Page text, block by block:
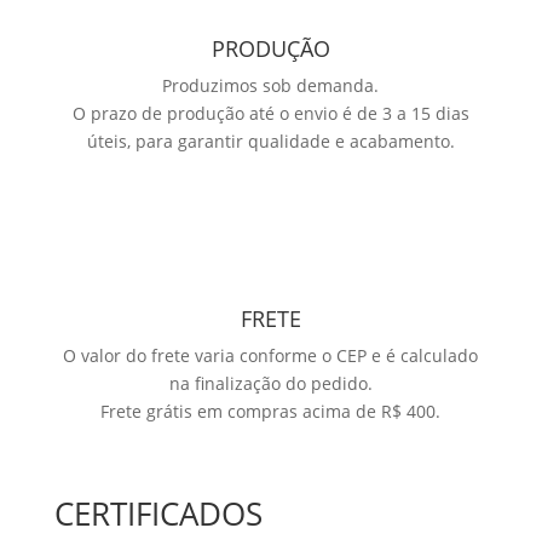
PRODUÇÃO
Produzimos sob demanda.
O prazo de produção até o envio é de 3 a 15 dias
úteis, para garantir qualidade e acabamento.
FRETE
O valor do frete varia conforme o CEP e é calculado
na finalização do pedido.
Frete grátis em compras acima de R$ 400.
CERTIFICADOS